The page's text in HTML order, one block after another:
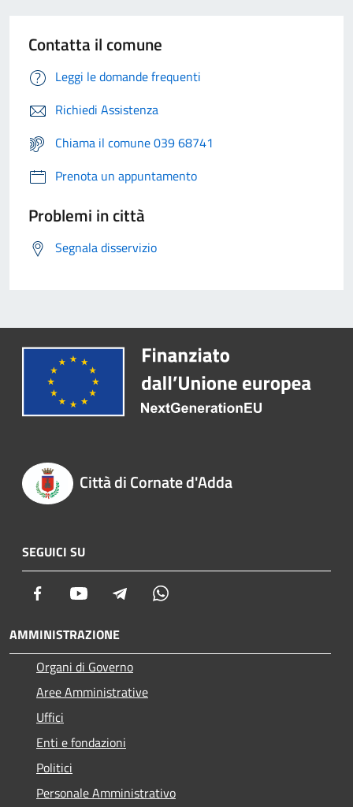
Contatta il comune
Leggi le domande frequenti
Richiedi Assistenza
Chiama il comune 039 68741
Prenota un appuntamento
Problemi in città
Segnala disservizio
Città di Cornate d'Adda
SEGUICI SU
Facebook Youtube Telegram
AMMINISTRAZIONE
Organi di Governo
Aree Amministrative
Uffici
Enti e fondazioni
Politici
Personale Amministrativo